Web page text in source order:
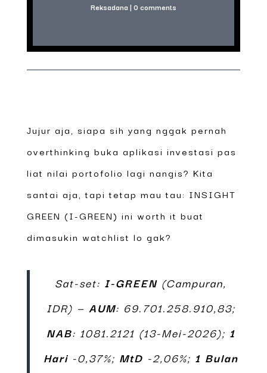
Reksadana | 0 comments
Jujur aja, siapa sih yang nggak pernah
overthinking buka aplikasi investasi pas
liat nilai portofolio lagi nangis? Kita
santai aja, tapi tetap mau tau: INSIGHT
GREEN (I-GREEN) ini worth it buat
dimasukin watchlist lo gak?
Sat-set: I-GREEN (Campuran,
IDR) — AUM: 69.701.258.910,83;
NAB: 1081.2121 (13-Mei-2026); 1
Hari-0,37%; MtD -2,06%; 1 Bulan